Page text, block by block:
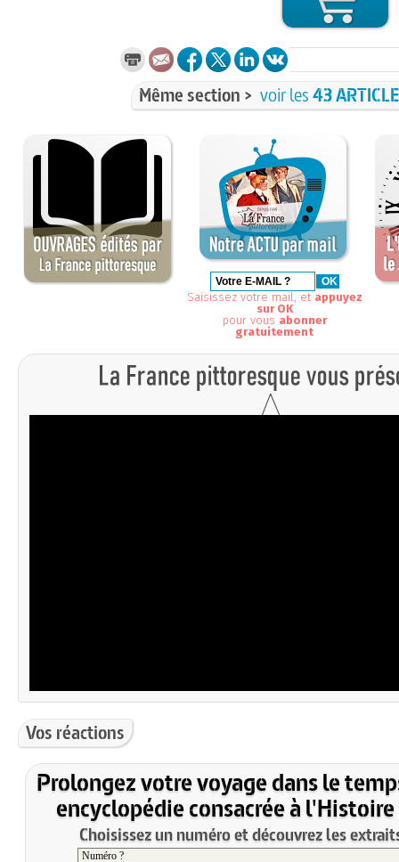
Même section > voir les43
Saisissez votre mail, et appuyez
sur OK
pour vous abonner
gratuitement
Vos réactions
Prolongez votre voyage dans le
encyclopédie consacrée à l'Histoire
Choisissez un numéro et découvrez les